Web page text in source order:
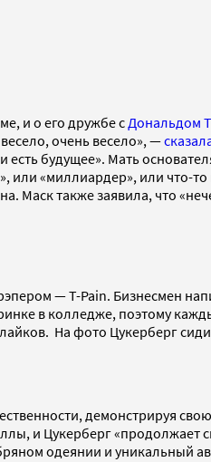
и о его дружбе сДональдом
очень весело», —
будущее». Мать
или «миллиардер», или что-
Маск также заявила, что
— T-Pain. Бизнесмен
в колледже, поэтому
На фото Цукерберг
демонстрируя
и Цукерберг «продолжает
одеянии и уникальный